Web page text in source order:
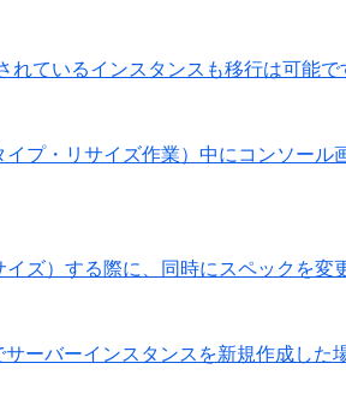
れているインスタンスも移行は可能で
プ・リサイズ作業）中にコンソール
ズ）する際に、同時にスペックを変
サーバーインスタンスを新規作成した